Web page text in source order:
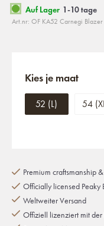
Auf Lager 1-10 tage
Art.nr: OF KA52 Carnegi Blazer
Kies je maat
52 (L) 54
Premium craftsmanship
Officially licensed
Weltweiter Versand
Offiziell lizenziert mit der